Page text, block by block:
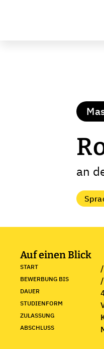
an
Auf einen Blick
START
BEWERBUNG BIS /
DAUER
STUDIENFORM
ZULASSUNG
ABSCHLUSS